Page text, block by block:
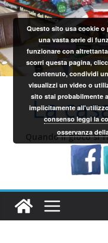
Salta
al
contenuto
La
Quando il gioco si
Questo sito usa cookie o
una vasta serie di
funzionare con
scorri questa pagina,
contenuto, condividi
visualizzi un video o
sito stai probabilmente
implicitamente
consenso leggi la
osservanza